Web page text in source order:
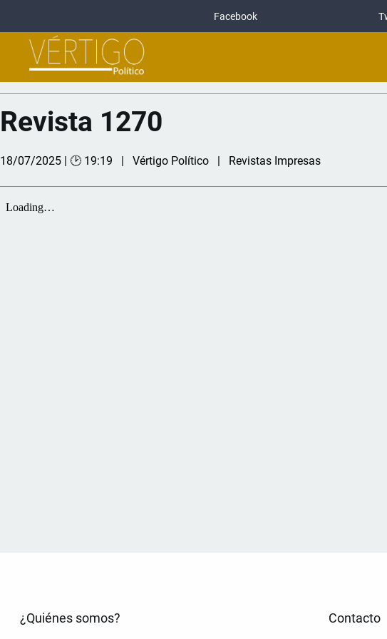
Facebook
Revista 1270
18/07/2025 | 🕑 19:19 Vértigo Político Revistas Impresas
¿Quiénes somos? Contacto